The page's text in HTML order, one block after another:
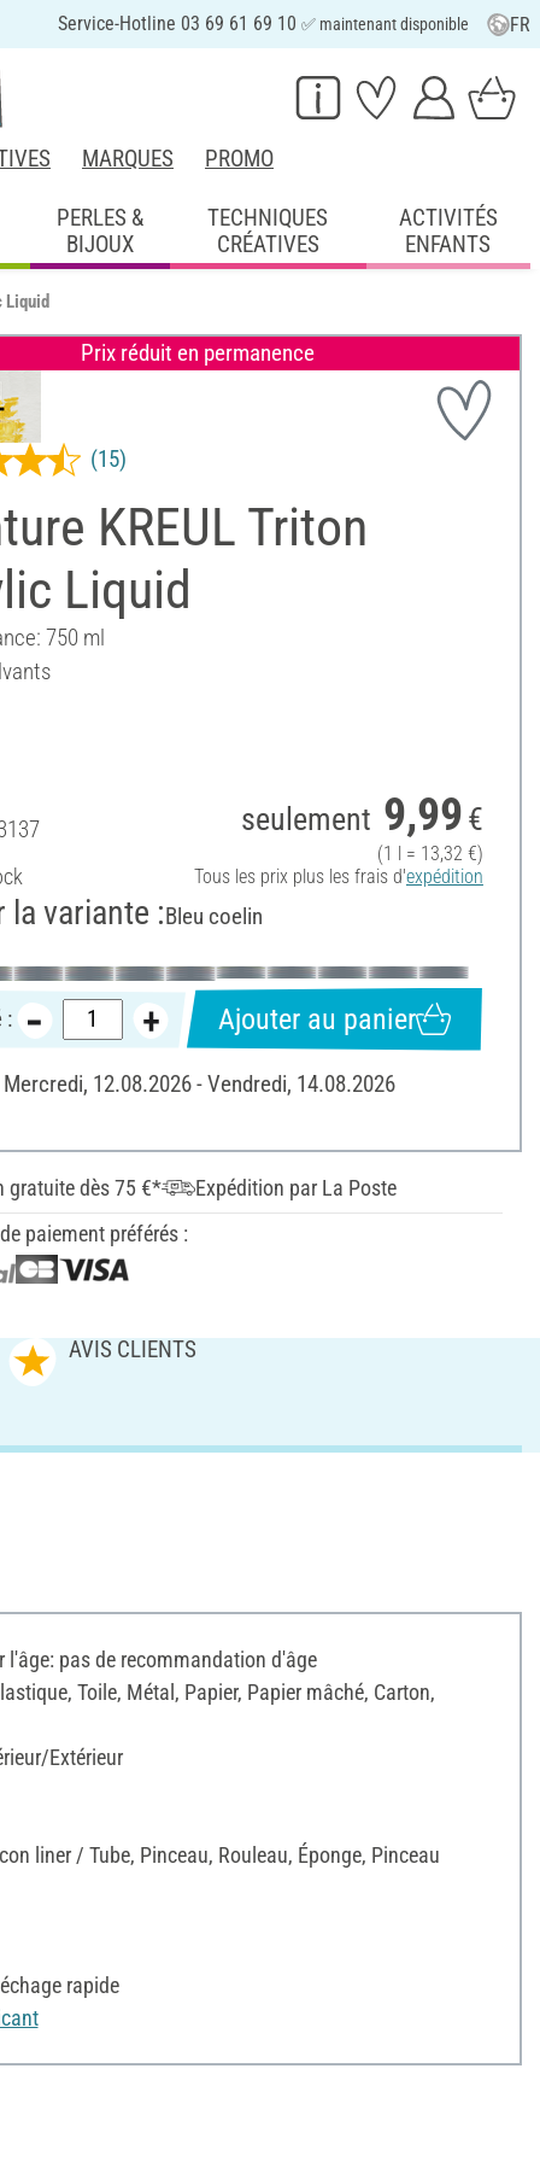
Service-Hotline 03 69 61 69 10 ✅ maintenant disponible FR
MARQUES PROMO
PERLES &
BIJOUX
TECHNIQUES
CRÉATIVES
ACTIVITÉS
ENFANTS
Liquid
Prix réduit en permanence
KREUL Triton
Liquid
(15)
750 ml
seulement 9,99 €
(1 l = 13,32 €)
Tous les prix plus les frais d'expédition
la variante :Bleu coelin
: Ajouter au panier
12.08.2026 - Vendredi, 14.08.2026
gratuite dès 75 €*
Expédition par La Poste
paiement préférés :
AVIS CLIENTS
l'âge: pas de recommandation d'âge
Toile, Métal, Papier, Papier mâché, Carton,
Extérieur
liner / Tube, Pinceau, Rouleau, Éponge, Pinceau
rapide